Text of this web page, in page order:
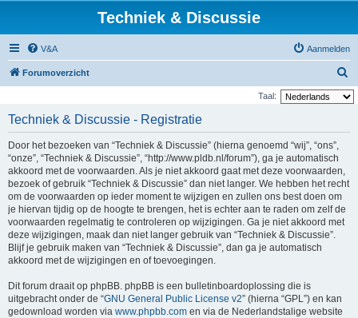
Techniek & Discussie
V&A Aanmelden
Forumoverzicht
o
Taal:
Techniek & Discussie - Registratie
Door het bezoeken van “Techniek & Discussie” (hierna genoemd “wij”, “ons”,
“onze”, “Techniek & Discussie”, “http://www.pldb.nl/forum”), ga je automatisch
akkoord met de voorwaarden. Als je niet akkoord gaat met deze voorwaarden,
bezoek of gebruik “Techniek & Discussie” dan niet langer. We hebben het recht
om de voorwaarden op ieder moment te wijzigen en zullen ons best doen om
je hiervan tijdig op de hoogte te brengen, het is echter aan te raden om zelf de
voorwaarden regelmatig te controleren op wijzigingen. Ga je niet akkoord met
deze wijzigingen, maak dan niet langer gebruik van “Techniek & Discussie”.
Blijf je gebruik maken van “Techniek & Discussie”, dan ga je automatisch
akkoord met de wijzigingen en of toevoegingen.
Dit forum draait op phpBB. phpBB is een bulletinboardoplossing die is
uitgebracht onder de “GNU General Public License v2” (hierna “GPL”) en kan
gedownload worden via www.phpbb.com en via de Nederlandstalige website